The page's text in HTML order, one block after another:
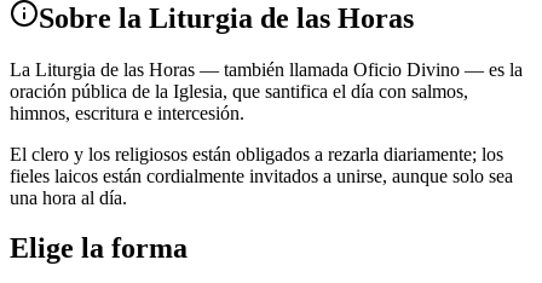
Sobre la Liturgia de las Horas
La Liturgia de las Horas — también llamada Oficio Divino — es la
oración pública de la Iglesia, que santifica el día con salmos,
himnos, escritura e intercesión.
El clero y los religiosos están obligados a rezarla diariamente; los
fieles laicos están cordialmente invitados a unirse, aunque solo sea
una hora al día.
Elige la forma